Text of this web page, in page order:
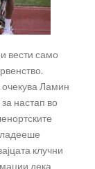
вести само
Ламин
настап во
клучни
дека